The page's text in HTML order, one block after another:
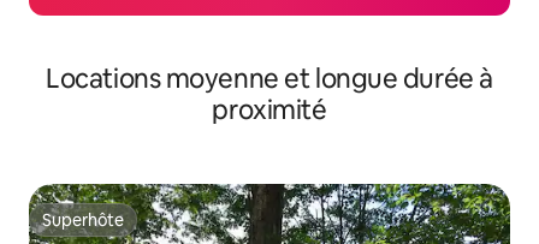
Locations moyenne et longue durée à
proximité
Superhôte
Superhôte